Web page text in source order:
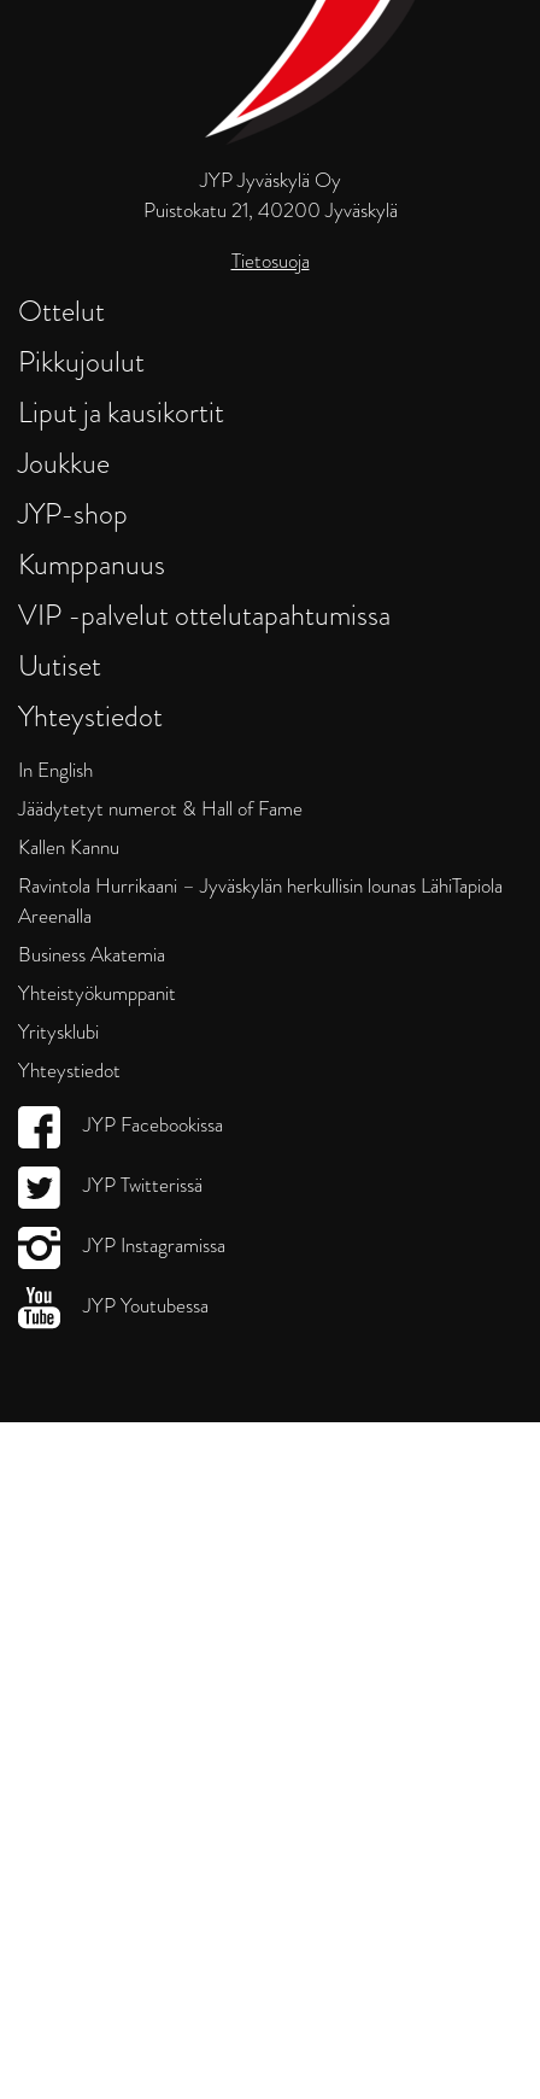
JYP Jyväskylä Oy
Puistokatu 21, 40200 Jyväskylä
Tietosuoja
Ottelut
Pikkujoulut
Liput ja kausikortit
Joukkue
JYP-shop
Kumppanuus
VIP -palvelut ottelutapahtumissa
Uutiset
Yhteystiedot
In English
Jäädytetyt numerot & Hall of Fame
Kallen Kannu
Ravintola Hurrikaani – Jyväskylän herkullisin lounas LähiTapiola
Areenalla
Business Akatemia
Yhteistyökumppanit
Yritysklubi
Yhteystiedot
JYP Facebookissa
JYP Twitterissä
JYP Instagramissa
JYP Youtubessa